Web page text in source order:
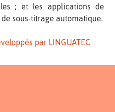
; et les applications de
sous-titrage automatique.
par LINGUATEC